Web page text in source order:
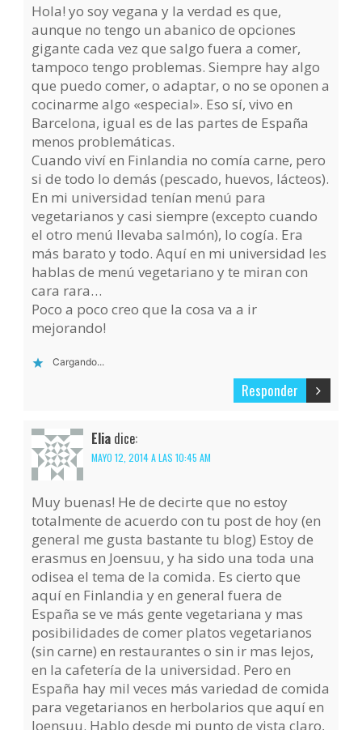
Hola! yo soy vegana y la verdad es que,
aunque no tengo un abanico de opciones
gigante cada vez que salgo fuera a comer,
tampoco tengo problemas. Siempre hay algo
que puedo comer, o adaptar, o no se oponen a
cocinarme algo «especial». Eso sí, vivo en
Barcelona, igual es de las partes de España
menos problemáticas.
Cuando viví en Finlandia no comía carne, pero
si de todo lo demás (pescado, huevos, lácteos).
En mi universidad tenían menú para
vegetarianos y casi siempre (excepto cuando
el otro menú llevaba salmón), lo cogía. Era
más barato y todo. Aquí en mi universidad les
hablas de menú vegetariano y te miran con
cara rara…
Poco a poco creo que la cosa va a ir
mejorando!
Cargando...
Responder
Elia dice:
MAYO 12, 2014 A LAS 10:45 AM
Muy buenas! He de decirte que no estoy
totalmente de acuerdo con tu post de hoy (en
general me gusta bastante tu blog) Estoy de
erasmus en Joensuu, y ha sido una toda una
odisea el tema de la comida. Es cierto que
aquí en Finlandia y en general fuera de
España se ve más gente vegetariana y mas
posibilidades de comer platos vegetarianos
(sin carne) en restaurantes o sin ir mas lejos,
en la cafetería de la universidad. Pero en
España hay mil veces más variedad de comida
para vegetarianos en herbolarios que aquí en
Joensuu. Hablo desde mi punto de vista claro,